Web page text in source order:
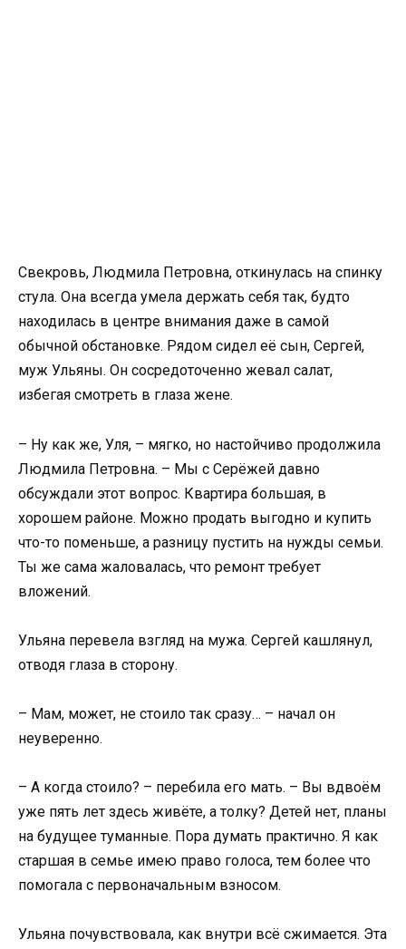
Свекровь, Людмила Петровна, откинулась на спинку
стула. Она всегда умела держать себя так, будто
находилась в центре внимания даже в самой
обычной обстановке. Рядом сидел её сын, Сергей,
муж Ульяны. Он сосредоточенно жевал салат,
избегая смотреть в глаза жене.
– Ну как же, Уля, – мягко, но настойчиво продолжила
Людмила Петровна. – Мы с Серёжей давно
обсуждали этот вопрос. Квартира большая, в
хорошем районе. Можно продать выгодно и купить
что-то поменьше, а разницу пустить на нужды семьи.
Ты же сама жаловалась, что ремонт требует
вложений.
Ульяна перевела взгляд на мужа. Сергей кашлянул,
отводя глаза в сторону.
– Мам, может, не стоило так сразу… – начал он
неуверенно.
– А когда стоило? – перебила его мать. – Вы вдвоём
уже пять лет здесь живёте, а толку? Детей нет, планы
на будущее туманные. Пора думать практично. Я как
старшая в семье имею право голоса, тем более что
помогала с первоначальным взносом.
Ульяна почувствовала, как внутри всё сжимается. Эта